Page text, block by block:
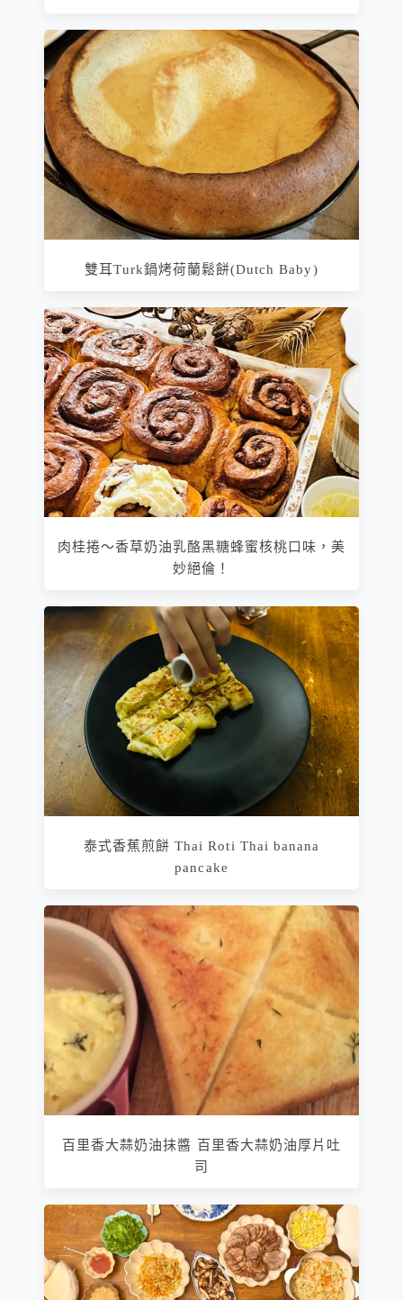
雙耳Turk鍋烤荷蘭鬆餅(Dutch Baby)
肉桂捲～香草奶油乳酪黑糖蜂蜜核桃口味，美
妙絕倫！
泰式香蕉煎餅 Thai Roti Thai banana
pancake
百里香大蒜奶油抹醬 百里香大蒜奶油厚片吐
司